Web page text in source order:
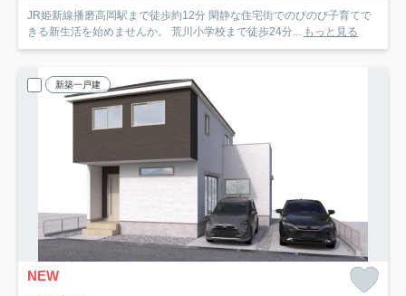
JR姫新線播磨高岡駅まで徒歩約12分 閑静な住宅街でのびのび子育てで
きる新生活を始めませんか。 荒川小学校まで徒歩24分... もっと見る
新築一戸建
NEW